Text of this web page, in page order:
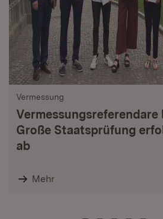
Vermessung
Vermessungsreferendare
Große Staatsprüfung
ab
Mehr